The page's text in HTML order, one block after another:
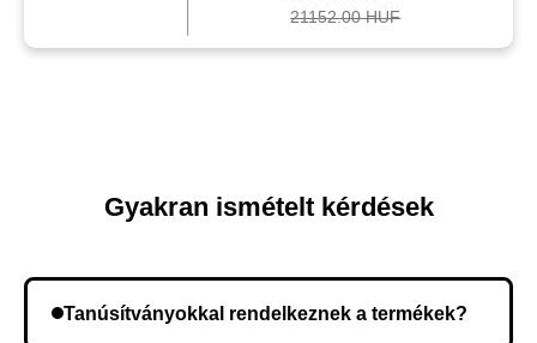
21152.00 HUF
Gyakran ismételt kérdések
Tanúsítványokkal rendelkeznek a termékek?